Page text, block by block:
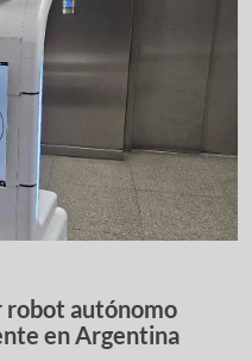
robot autónomo
en Argentina